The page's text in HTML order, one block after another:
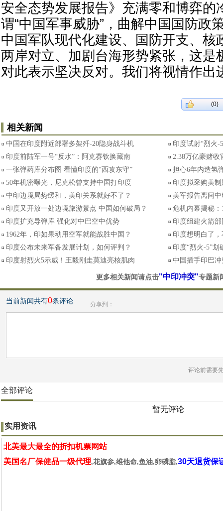
安全态势发展报告》充满零和博弈的
谓“中国军事威胁”，曲解中国国防政
中国军队现代化建设、国防开支、核
两岸对立、加剧台海形势紧张，这是
对此表示坚决反对。我们将视情作出
(0)
相关新闻
中国在印度附近部署多架歼-20隐身战斗机
印度试射“烈火-
印度前陆军一号“反水”：阿克赛钦换藏南
2.38万亿豪赌收
一张弹药库分布图 看懂印度的“西攻东守”
担心6年内造氢
50年机密曝光，尼克松曾支持中国打印度
印度拟采购美
中印边境局势缓和，美印关系就好不了？
美军报告离间
印度又开放一处边境旅游景点 中国如何破局？
危机内幕揭秘
印度扩充导弹库 强化对中巴空中优势
印度组建火箭
1962年，印如果动用空军就能战胜中国？
印度想明白了
印度公布未来军备发展计划，如何评判？
印度“烈火-5”
印度射烈火5示威！王毅刚走莫迪亮核肌肉
中国插手印巴
更多相关新闻请点击"中印冲突"专题新
当前新闻共有0条评论 分享到：
评论前需要
全部评论
暂无评论
实用资讯
北美最大最全的折扣机票网站
美国名厂保健品一级代理,花旗参,维他命,鱼油,卵磷脂,30天退货保